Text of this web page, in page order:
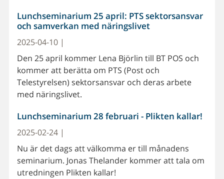
Lunchseminarium 25 april: PTS sektorsansvar
och samverkan med näringslivet
2025-04-10 |
Den 25 april kommer Lena Björlin till BT POS och
kommer att berätta om PTS (Post och
Telestyrelsen) sektorsansvar och deras arbete
med näringslivet.
Lunchseminarium 28 februari - Plikten kallar!
2025-02-24 |
Nu är det dags att välkomma er till månadens
seminarium. Jonas Thelander kommer att tala om
utredningen Plikten kallar!